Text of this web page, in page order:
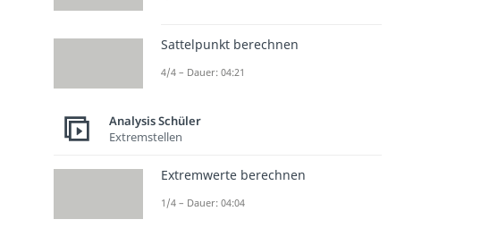
Sattelpunkt berechnen
4/4 – Dauer: 04:21
Analysis Schüler
Extremstellen
Extremwerte berechnen
1/4 – Dauer: 04:04